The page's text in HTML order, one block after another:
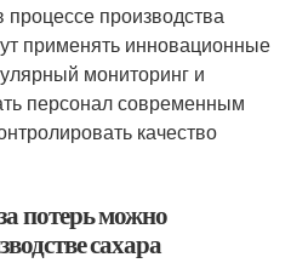
производства
применять инновационные
мониторинг и
персонал современным
качество
потерь можно
сахара